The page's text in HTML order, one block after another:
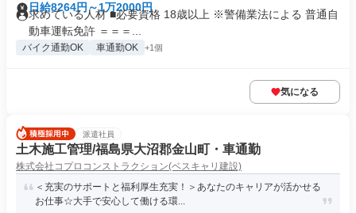
日給8264円～1万2000円
求めている人材 ■必要資格 18歳以上 ※警備業法による 普通自
動車運転免許 ＝＝＝...
バイク通勤OK 車通勤OK +1個
気になる
派遣社員
土木施工管理/福島県大沼郡金山町・車通勤
株式会社コプロコンストラクション(ベスキャリ建設)
＜充実のサポートと福利厚生充実！＞あなたのキャリアが活かせる
お仕事☆大手で安心して働ける環...